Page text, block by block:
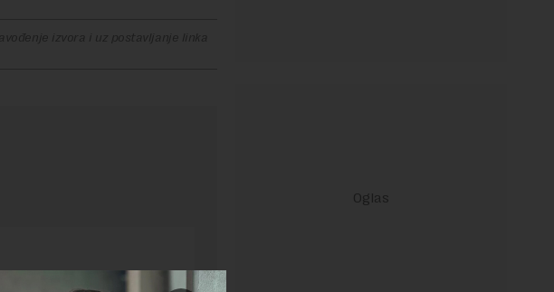
izvora i uz postavljanje linka